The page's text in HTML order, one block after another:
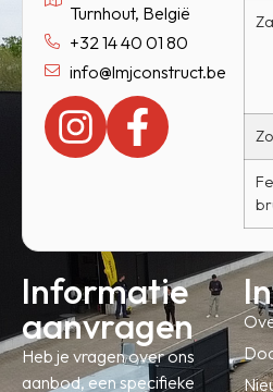
Turnhout, België
+32 14 40 01 80
info@lmjconstruct.be
Informatie
aanvragen
Heb je vragen over ons
aanbod, een specifieke